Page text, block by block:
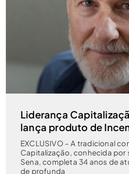
Liderança
lança produto de
EXCLUSIVO – A tradicional
Capitalização, conhecida por
Sena, completa 34 anos de
de profunda